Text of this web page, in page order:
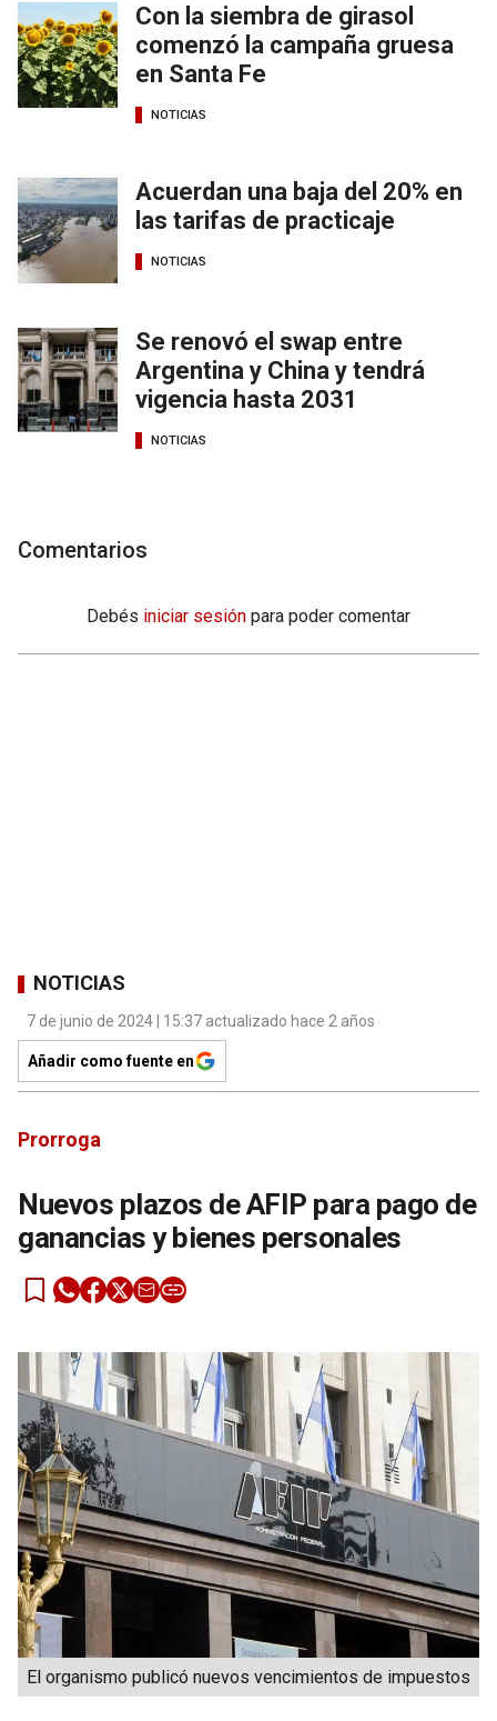
Con la siembra de girasol
comenzó la campaña gruesa
en Santa Fe
NOTICIAS
Acuerdan una baja del 20% en
las tarifas de practicaje
NOTICIAS
Se renovó el swap entre
Argentina y China y tendrá
vigencia hasta 2031
NOTICIAS
Comentarios
Debés iniciar sesión para poder comentar
NOTICIAS
7 de junio de 2024 | 15:37 actualizado hace 2 años
Añadir como fuente en
Prorroga
Nuevos plazos de AFIP para pago de
ganancias y bienes personales
El organismo publicó nuevos vencimientos de impuestos